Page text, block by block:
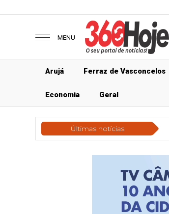
MENU
Arujá Ferraz de Vasconcelos
Economia Geral
Últimas notícias